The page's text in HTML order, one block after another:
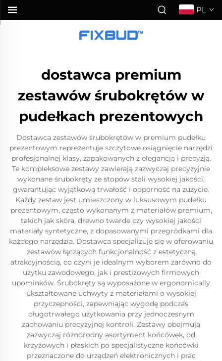
PL
dostawca premium
zestawów śrubokrętów w
pudełkach prezentowych
Dostawca zestawów śrubokrętów w premium pudełku
prezentowym reprezentuje szczytowe osiągnięcie narzędzi
profesjonalnej klasy, zapakowanych z elegancją i precyzją.
Te kompleksowe zestawy zawierają zazwyczaj precyzyjnie
wykonane śrubokręty ze stopów stali wysokiej jakości,
gwarantując wyjątkową trwałość i odporność na zużycie.
Każdy zestaw jest umieszczony w luksusowym pudełku
prezentowym, często wykonanym z materiałów premium,
takich jak skóra, drewno twarde czy wysokiej jakości
materiały syntetyczne, z dopasowanymi przegródkami dla
każdego narzędzia. Dostawca specjalizuje się w oferowaniu
zestawów łączących funkcjonalność z estetyczną
atrakcyjnością, co czyni je idealnym wyborem zarówno do
użytku zawodowego, jak i prestiżowych firmowych
upominków. Śrubokręty są wyposażone w ergonomically
ukształtowane uchwyty z materiałami o wysokiej
przyczepności, zapewniając wygodę podczas
długotrwałego użytkowania przy jednoczesnym
zachowaniu precyzyjnej kontroli. Zestawy obejmują
zazwyczaj różnorodny asortyment końcówek, od
krzyżowych i płaskich po specjalistyczne końcówki
przeznaczone do urządzeń elektronicznych i prac